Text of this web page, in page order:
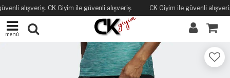
alışveriş. CK Giyim ile güvenli alışveriş. CK Giyim ile güvenli
menü